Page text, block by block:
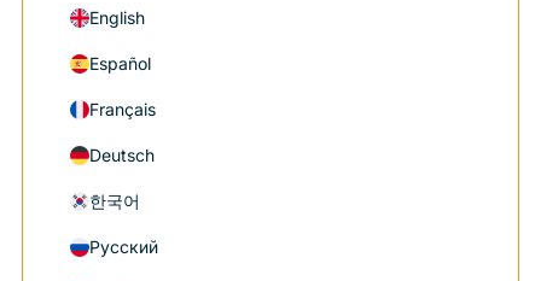
English
Español
Français
Deutsch
한국어
Русский